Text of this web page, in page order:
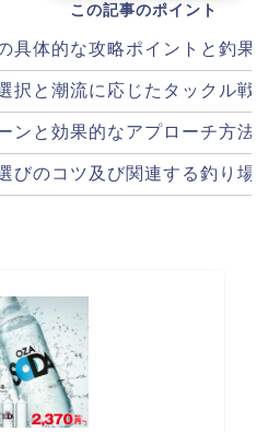
この記事のポイント
具体的な攻略ポイントと釣果
択と潮流に応じたタックル戦
ンと効果的なアプローチ方法
びのコツ及び関連する釣り場